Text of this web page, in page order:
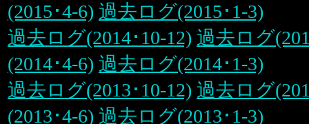
(2015･4-6) 過去ログ(2015･1-3)
過去ログ(2014･10-12) 過去ログ
(2014･4-6) 過去ログ(2014･1-3)
過去ログ(2013･10-12) 過去ログ
(2013･4-6) 過去ログ(2013･1-3)